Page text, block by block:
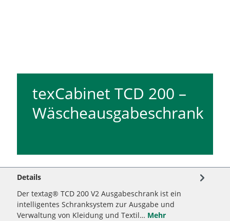
texCabinet TCD 200 –
Wäscheausgabeschrank
Details
Der textag® TCD 200 V2 Ausgabeschrank ist ein
intelligentes Schranksystem zur Ausgabe und
Verwaltung von Kleidung und Textil… Mehr